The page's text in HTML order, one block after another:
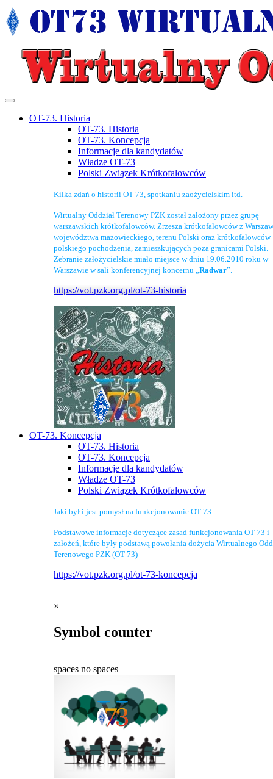
OT-73. Historia
OT-73. Historia
OT-73. Koncepcja
Informacje dla kandydatów
Władze OT-73
Polski Związek Krótkofalowców
Kilka zdań o historii OT-73, spotkaniu zaożycielskim itd.
Wirtualny Oddział Terenowy PZK został założony przez grupę
warszawskich krótkofalowców. Zrzesza krótkofalowców z
województwa mazowieckiego, terenu Polski oraz krótkofalowców
polskiego pochodzenia, zamieszkujących poza granicami Polski.
Zebranie założycielskie miało miejsce w dniu 19.06.2010 roku w
Warszawie w sali konferencyjnej koncernu „Radwar”.
https://vot.pzk.org.pl/ot-73-historia
OT-73. Koncepcja
OT-73. Historia
OT-73. Koncepcja
Informacje dla kandydatów
Władze OT-73
Polski Związek Krótkofalowców
Jaki był i jest pomysł na funkcjonowanie OT-73.
Podstawowe informacje dotyczące zasad funkcjonowania OT-73 i
założeń, które były podstawą powołania dożycia Wirtualnego
Terenowego PZK (OT-73)
https://vot.pzk.org.pl/ot-73-koncepcja
×
Symbol counter
spaces no spaces